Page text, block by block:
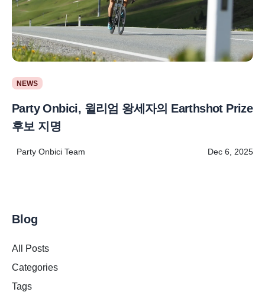
NEWS
Party Onbici, 윌리엄 왕세자의 Earthshot Prize
후보 지명
Party Onbici Team Dec 6, 2025
Blog
All Posts
Categories
Tags